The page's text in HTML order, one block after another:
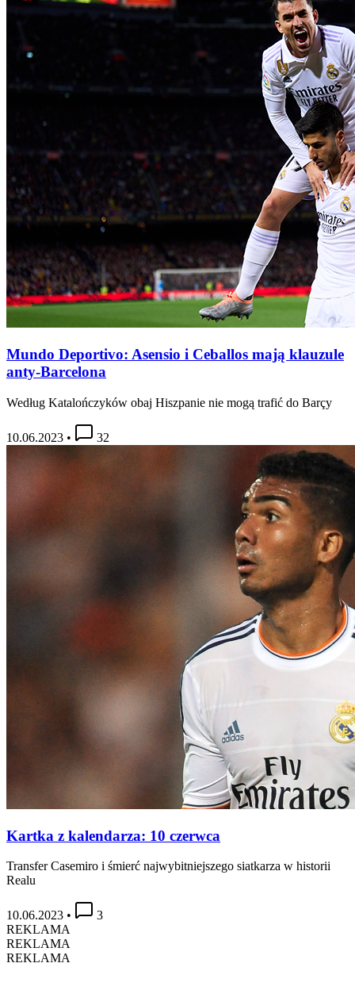
Mundo Deportivo: Asensio i Ceballos mają klauzule
anty-Barcelona
Według Katalończyków obaj Hiszpanie nie mogą trafić do Barçy
10.06.2023 • 32
Kartka z kalendarza: 10 czerwca
Transfer Casemiro i śmierć najwybitniejszego siatkarza w historii
Realu
10.06.2023 •
3
REKLAMA
REKLAMA
REKLAMA